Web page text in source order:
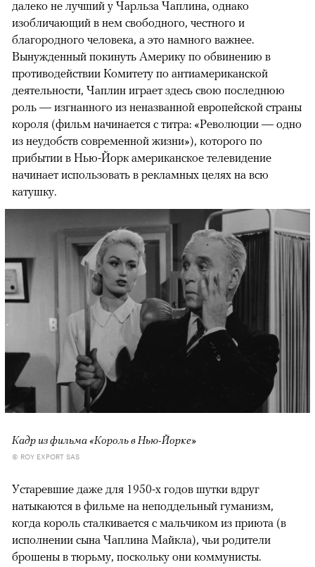
далеко не лучший у Чарльза Чаплина, однако
изобличающий в нем свободного, честного и
благородного человека, а это намного важнее.
Вынужденный покинуть Америку по обвинению в
противодействии Комитету по антиамериканской
деятельности, Чаплин играет здесь свою последнюю
роль — изгнанного из неназванной европейской страны
короля (фильм начинается с титра: «Революции — одно
из неудобств современной жизни»), которого по
прибытии в Нью-Йорк американское телевидение
начинает использовать в рекламных целях на всю
катушку.
Кадр из фильма «Король в Нью-Йорке»
© ROY EXPORT SAS
Устаревшие даже для 1950-х годов шутки вдруг
натыкаются в фильме на неподдельный гуманизм,
когда король сталкивается с мальчиком из приюта (в
исполнении сына Чаплина Майкла), чьи родители
брошены в тюрьму, поскольку они коммунисты.